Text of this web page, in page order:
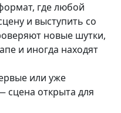
где любой
и выступить со
новые шутки,
и иногда находят
или уже
открыта для